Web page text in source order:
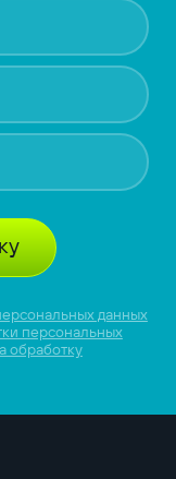
данных
персональных
обработку